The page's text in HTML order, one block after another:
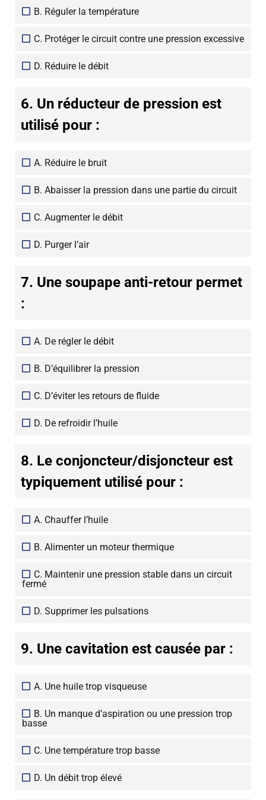
B. Réguler la température
C. Protéger le circuit contre une pression excessive
D. Réduire le débit
6. Un réducteur de pression est
utilisé pour :
A. Réduire le bruit
B. Abaisser la pression dans une partie du circuit
C. Augmenter le débit
D. Purger l’air
7. Une soupape anti-retour permet
:
A. De régler le débit
B. D’équilibrer la pression
C. D’éviter les retours de fluide
D. De refroidir l’huile
8. Le conjoncteur/disjoncteur est
typiquement utilisé pour :
A. Chauffer l’huile
B. Alimenter un moteur thermique
C. Maintenir une pression stable dans un circuit
fermé
D. Supprimer les pulsations
9. Une cavitation est causée par :
A. Une huile trop visqueuse
B. Un manque d’aspiration ou une pression trop
basse
C. Une température trop basse
D. Un débit trop élevé